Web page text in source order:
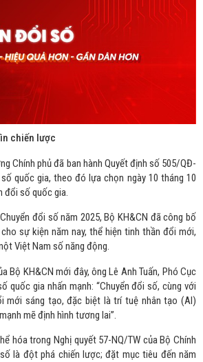
chiến lược
Chính phủ đã ban hành Quyết định số 505/QĐ-
số quốc gia, theo đó lựa chọn ngày 10 tháng 10
đổi số quốc gia.
đổi số năm 2025, Bộ KH&CN đã công bố
sự kiện năm nay, thể hiện tinh thần đổi mới,
Việt Nam số năng động.
Bộ KH&CN mới đây, ông Lê Anh Tuấn, Phó Cục
quốc gia nhấn mạnh: “Chuyển đổi số, cùng với
mới sáng tạo, đặc biệt là trí tuệ nhân tạo (AI)
mẽ định hình tương lai”.
hóa trong Nghị quyết 57-NQ/TW của Bộ Chính
là đột phá chiến lược; đặt mục tiêu đến năm